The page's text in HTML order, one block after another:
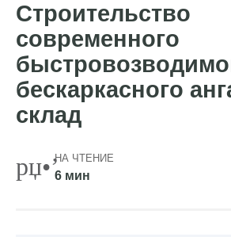
Строительство
современного
бескаркасного
склад
НА ЧТЕНИЕ
6 мин